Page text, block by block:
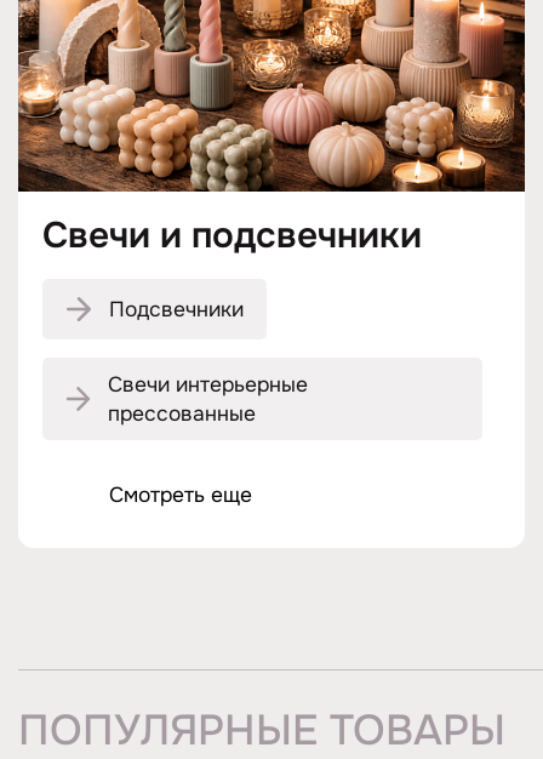
Свечи и подсвечники
Подсвечники
Свечи интерьерные
прессованные
Смотреть еще
ПОПУЛЯРНЫЕ ТОВАРЫ